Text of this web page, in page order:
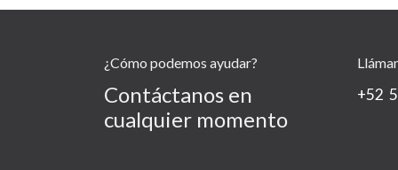
¿Cómo podemos ayudar?
Contáctanos en
cualquier momento
+52